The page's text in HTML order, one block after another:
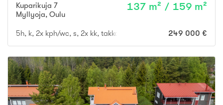
Kuparikuja 7
Myllyoja, Oulu
137 m² / 159 m²
5h, k, 2x kph/wc, s, 2x kk, takkah., vh, var., at 249 000 €